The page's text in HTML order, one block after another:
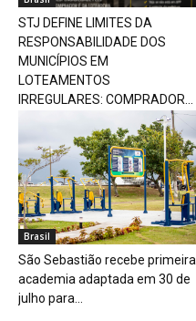
STJ DEFINE LIMITES DA
RESPONSABILIDADE DOS
MUNICÍPIOS EM
LOTEAMENTOS
IRREGULARES: COMPRADOR...
Brasil
São Sebastião recebe primeira
academia adaptada em 30 de
julho para...